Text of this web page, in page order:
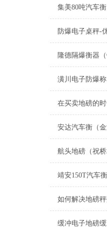
防爆电子桌秤-
如何解决地磅